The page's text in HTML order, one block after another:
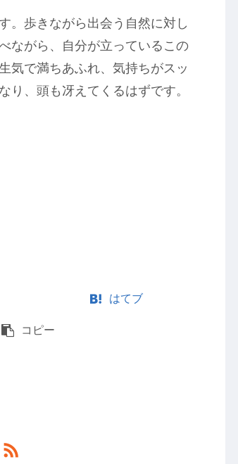
。歩きながら出会う自然に対し
ながら、自分が立っているこの
気で満ちあふれ、気持ちがスッ
り、頭も冴えてくるはずです。
はてブ
コピー